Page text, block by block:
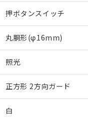
押ボタンスイッチ
丸胴形(φ16mm)
照光
正方形 2方向ガード
白